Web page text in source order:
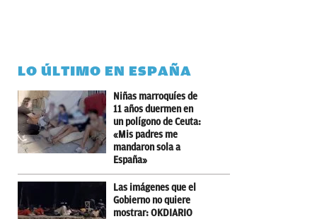
LO ÚLTIMO EN ESPAÑA
Niñas marroquíes de
11 años duermen en
un polígono de Ceuta:
«Mis padres me
mandaron sola a
España»
Las imágenes que el
Gobierno no quiere
mostrar: OKDIARIO